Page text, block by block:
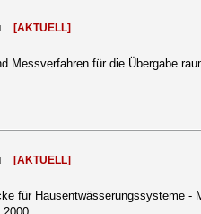
[AKTUELL]
Messverfahren für die Übergabe
[AKTUELL]
für Hausentwässerungssysteme -